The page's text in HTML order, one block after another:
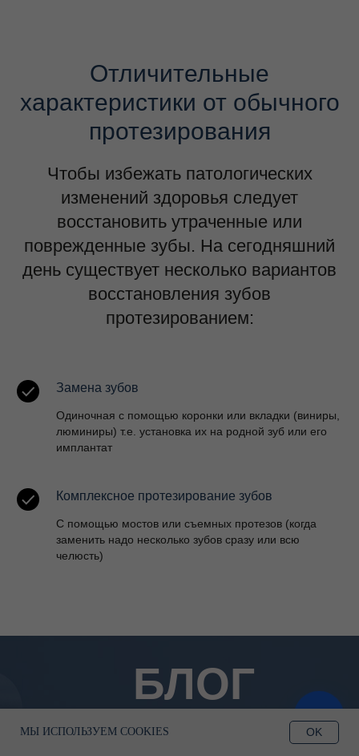
Отличительные
характеристики от обычного
протезирования
Чтобы избежать патологических
изменений здоровья следует
восстановить утраченные или
поврежденные зубы. На сегодняшний
день существует несколько вариантов
восстановления зубов
протезированием:
Замена зубов
Одиночная с помощью коронки или вкладки (виниры,
люминиры) т.е. установка их на родной зуб или его
имплантат
Комплексное протезирование зубов
С помощью мостов или съемных протезов (когда
заменить надо несколько зубов сразу или всю
челюсть)
БЛОГ
МЫ ИСПОЛЬЗУЕМ COOKIES OK